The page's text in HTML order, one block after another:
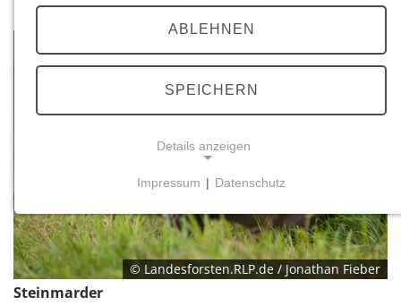
© Landesforsten.RLP.de / Jonathan Fieber
Steinmarder
ABLEHNEN
SPEICHERN
Details anzeigen
Notwendige Cookies ermöglichen grundlegende
Funktionen und sind für die einwandfreie Funktion
der Website erforderlich.
Impressum | Datenschutz